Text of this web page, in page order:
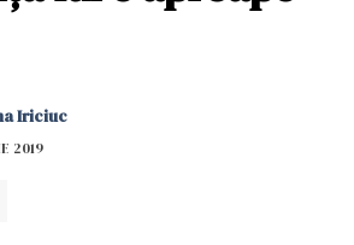
Iriciuc
2019